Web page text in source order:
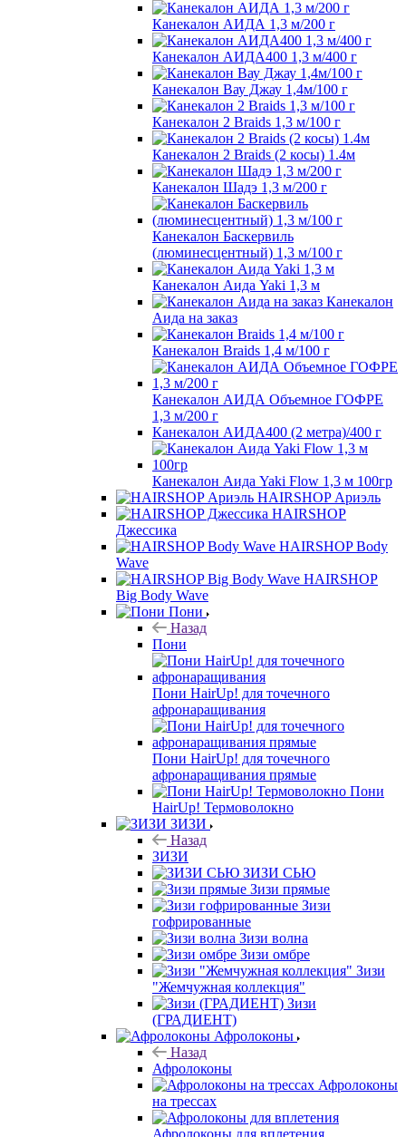
Канекалон АИДА 1,3 м/200 г
Канекалон АИДА400 1,3 м/400 г
Канекалон Вау Джау 1,4м/100 г
Канекалон 2 Braids 1,3 м/100 г
Канекалон 2 Braids (2 косы) 1.4м
Канекалон Шадэ 1,3 м/200 г
Канекалон Баскервиль
(люминесцентный) 1,3 м/100 г
Канекалон Аида Yaki 1,3 м
Канекалон
Аида на заказ
Канекалон Braids 1,4 м/100 г
Канекалон АИДА Объемное ГОФРЕ
1,3 м/200 г
Канекалон АИДА400 (2 метра)/400 г
Канекалон Аида Yaki Flow 1,3 м 100гр
HAIRSHOP Ариэль
HAIRSHOP
Джессика
HAIRSHOP Body
Wave
HAIRSHOP
Big Body Wave
Пони
Назад
Пони
Пони HairUp! для точечного
афронаращивания
Пони HairUp! для точечного
афронаращивания прямые
Пони
HairUp! Термоволокно
ЗИЗИ
Назад
ЗИЗИ
ЗИЗИ СЬЮ
Зизи прямые
Зизи
гофрированные
Зизи волна
Зизи омбре
Зизи
"Жемчужная коллекция"
Зизи
(ГРАДИЕНТ)
Афролоконы
Назад
Афролоконы
Афролоконы
на трессах
Афролоконы для вплетения